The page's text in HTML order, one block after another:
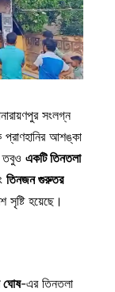
সংলগ্ন
আশঙ্কা
তবুও একটি তিনতলা
তিনজন গুরুতর
হয়েছে।
-এর তিনতলা